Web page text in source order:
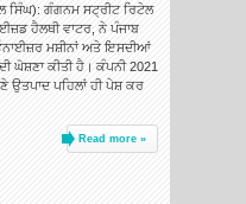
ਸਿੰਘ): ਗੰਗਨਮ ਸਟ੍ਰੀਟ ਰਿਟੇਲ
ਹੈਲਥੀ ਵਾਟਰ, ਨੇ ਪੰਜਾਬ
ਮਸ਼ੀਨਾਂ ਅਤੇ ਇਸਦੀਆਂ
ਘੋਸ਼ਣਾ ਕੀਤੀ ਹੈ। ਕੰਪਨੀ 2021
ਉਤਪਾਦ ਪਹਿਲਾਂ ਹੀ ਪੇਸ਼ ਕਰ
Read more »